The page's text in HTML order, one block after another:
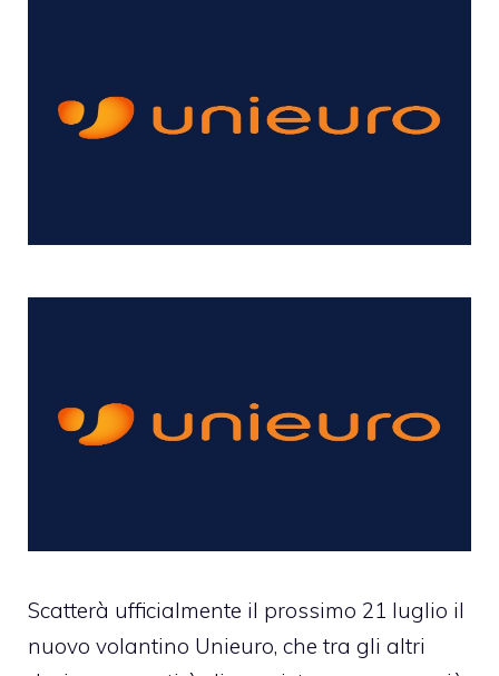
Scatterà ufficialmente il prossimo 21 luglio il
nuovo volantino Unieuro, che tra gli altri